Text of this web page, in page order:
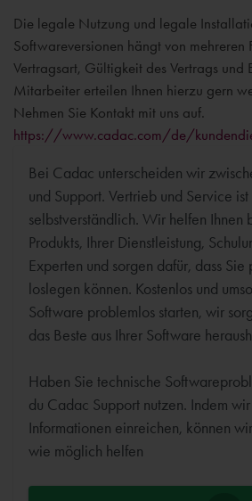
Die legale Nutzung und legale
Softwareversionen hängt von mehreren
Vertragsart, Gültigkeit des Vertrags und
Mitarbeiter erteilen Ihnen hierzu gern
Nehmen Sie Kontakt mit uns auf.
https://www.cadac.com/de/
Bei Cadac unterscheiden wir
und Support. Vertrieb und Service ist
selbstverständlich. Wir helfen Ihnen
Produkts, Ihrer Dienstleistung,
Experten und sorgen dafür, dass Sie
loslegen können. Kostenlos und
Software problemlos starten, wir
das Beste aus Ihrer Software
Haben Sie technische
du Cadac Support nutzen. Indem
Informationen einreichen, können
wie möglich helfen